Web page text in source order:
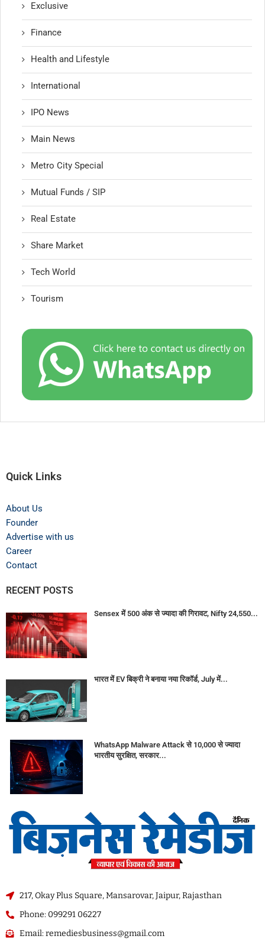
Exclusive
Finance
Health and Lifestyle
International
IPO News
Main News
Metro City Special
Mutual Funds / SIP
Real Estate
Share Market
Tech World
Tourism
Quick Links
About Us
Founder
Advertise with us
Career
Contact
RECENT POSTS
Sensex में 500 अंक से ज्यादा की गिरावट, Nifty 24,550...
भारत में EV बिक्री ने बनाया नया रिकॉर्ड, July में...
WhatsApp Malware Attack से 10,000 से ज्यादा
भारतीय सुरक्षित, सरकार...
217, Okay Plus Square, Mansarovar, Jaipur, Rajasthan
Phone: 099291 06227
Email: remediesbusiness@gmail.com